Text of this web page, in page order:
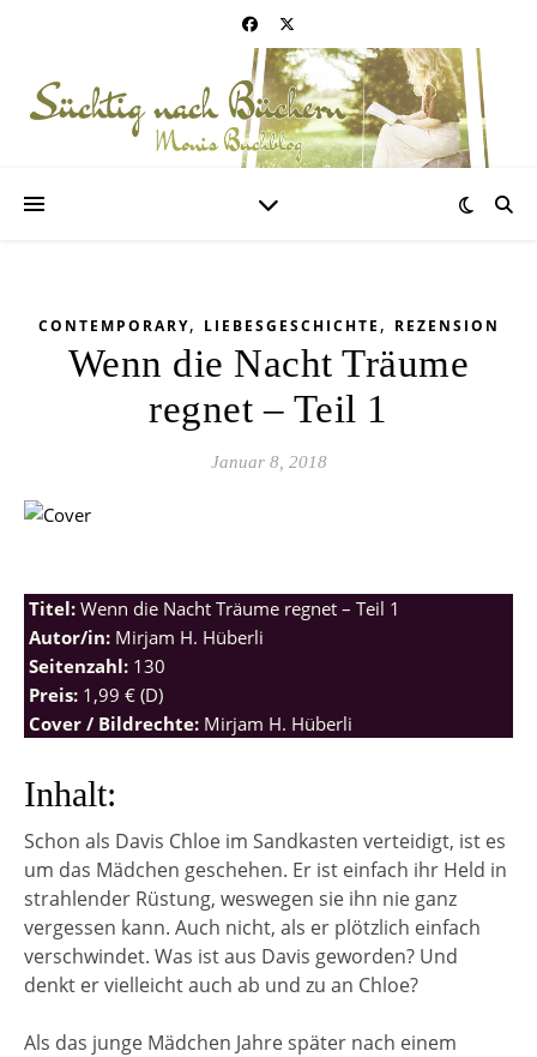
CONTEMPORARY, LIEBESGESCHICHTE , REZENSION
Wenn die Nacht Träume
regnet – Teil 1
Januar 8, 2018
Titel: Wenn die Nacht Träume regnet – Teil 1
Autor/in: Mirjam H. Hüberli
Seitenzahl: 130
Preis: 1,99 € (D)
Cover / Bildrechte: Mirjam H. Hüberli
Inhalt:
Schon als Davis Chloe im Sandkasten verteidigt, ist es
um das Mädchen geschehen. Er ist einfach ihr Held in
strahlender Rüstung, weswegen sie ihn nie ganz
vergessen kann. Auch nicht, als er plötzlich einfach
verschwindet. Was ist aus Davis geworden? Und
denkt er vielleicht auch ab und zu an Chloe?
Als das junge Mädchen Jahre später nach einem